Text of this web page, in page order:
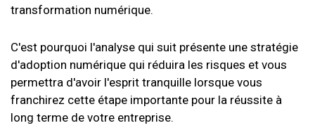
transformation numérique.
C'est pourquoi l'analyse qui suit présente une stratégie
d'adoption numérique qui réduira les risques et vous
permettra d'avoir l'esprit tranquille lorsque vous
franchirez cette étape importante pour la réussite à
long terme de votre entreprise.